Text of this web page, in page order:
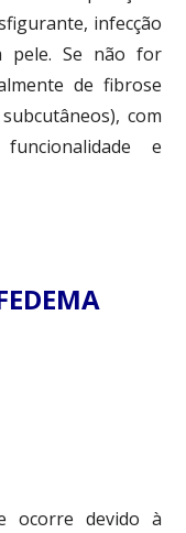
infecção
pele. Se não for
de fibrose
com
e
ocorre devido à